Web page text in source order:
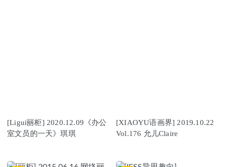
[Ligui丽柜] 2020.12.09《办公
室文员的一天》琪琪
[XIAOYU语画界] 2019.10.22
Vol.176 允儿Claire